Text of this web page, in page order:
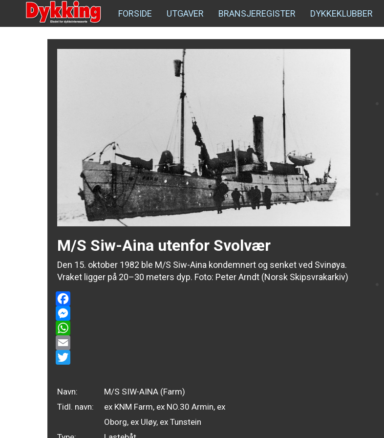
FORSIDE UTGAVER BRANSJEREGISTER DYKKEKLUBBER
M/S Siw-Aina utenfor Svolvær
Den 15. oktober 1982 ble M/S Siw-Aina kondemnert og senket ved Svinøya.
Vraket ligger på 20–30 meters dyp. Foto: Peter Arndt (Norsk Skipsvrakarkiv)
Facebook
Messenger
WhatsApp
Email
Navn:
M/S SIW-AINA (Farm)
Tidl. navn:
ex KNM Farm, ex NO.30 Armin, ex
Oborg, ex Uløy, ex Tunstein